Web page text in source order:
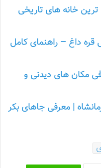
خانه های تاریخی
قره داغ – راهنمای کامل
مکان های دیدنی و
| معرفی جاهای بکر